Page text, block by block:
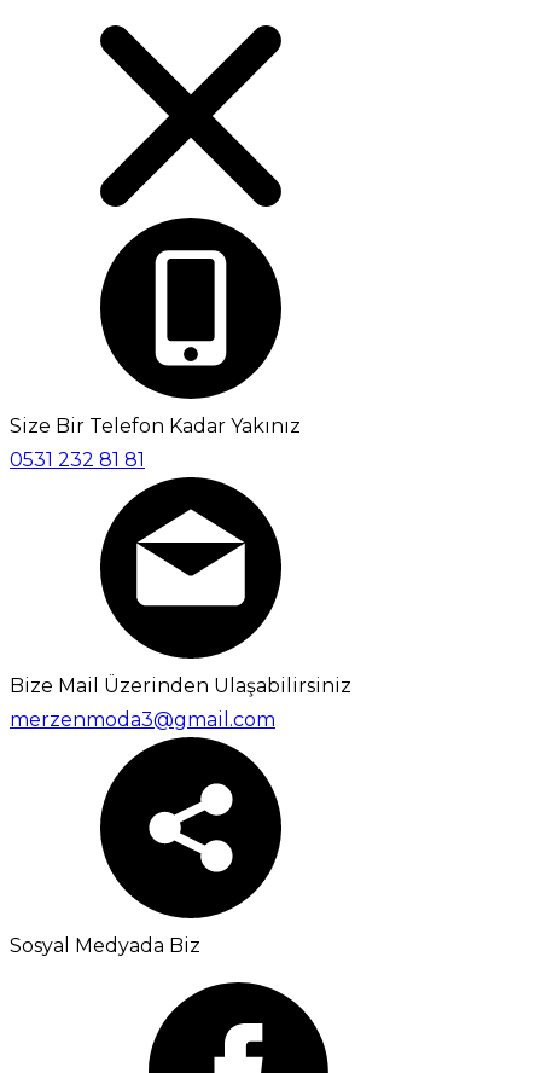
Size Bir Telefon Kadar Yakınız
0531 232 81 81
Bize Mail Üzerinden Ulaşabilirsiniz
merzenmoda3@gmail.com
Sosyal Medyada Biz